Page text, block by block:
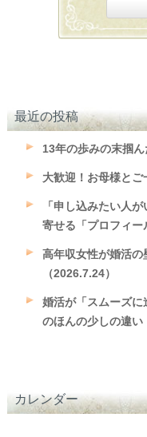
最近の投稿
13年の歩みの末掴
大歓迎！お母様と
「申し込みたい人
寄せる「プロフィー
高年収女性が婚活の
（2026.7.24）
婚活が「スムーズに
のほんの少しの違い
カレンダー